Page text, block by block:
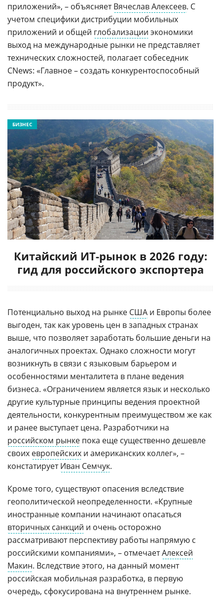
приложений», – объясняетВячеслав Алексеев. С
учетом специфики дистрибуции мобильных
приложений и общей глобализации экономики
выход на международные рынки не представляет
технических сложностей, полагает собеседник
CNews: «Главное – создать конкурентоспособный
продукт».
Китайский ИТ-рынок в 2026 году:
гид для российского экспортера
БИЗНЕС
Потенциально выход на рынке США и Европы более
выгоден, так как уровень цен в западных странах
выше, что позволяет заработать большие деньги на
аналогичных проектах. Однако сложности могут
возникнуть в связи с языковым барьером и
особенностями менталитета в плане ведения
бизнеса. «Ограничением является язык и несколько
другие культурные принципы ведения проектной
деятельности, конкурентным преимуществом же как
и ранее выступает цена. Разработчики на
российском рынке пока еще существенно дешевле
своих европейских и американских коллег», –
констатируетИван Семчук.
Кроме того, существуют опасения вследствие
геополитической неопределенности. «Крупные
иностранные компании начинают опасаться
вторичных санкций и очень осторожно
рассматривают перспективу работы напрямую с
российскими компаниями», – отмечаетАлексей
Макин. Вследствие этого, на данный момент
российская мобильная разработка, в первую
очередь, сфокусирована на внутреннем рынке.